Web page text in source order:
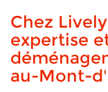
Chez
expertise
au-Mont-